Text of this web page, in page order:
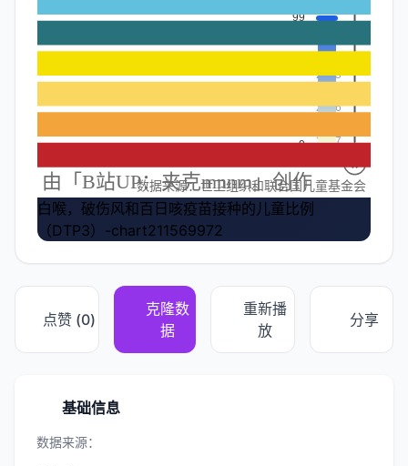
白喉，破伤风和百日咳疫苗接种的儿童比例
（DTP3）-chart211569972
点赞 (0)
克隆数
据
重新播
放
分享
基础信息
数据来源：